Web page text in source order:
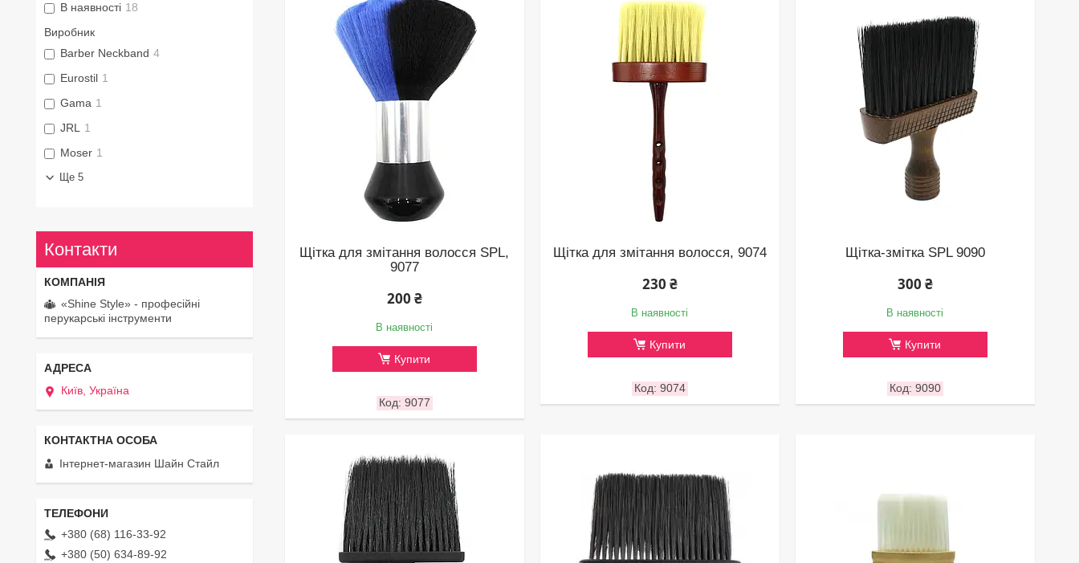
Щітка для змітання волосся SPL,
9077
200 ₴
В наявності
Купити
9077
Щітка для змітання волосся, 9074
230 ₴
В наявності
Купити
9074
Щітка-змітка SPL 9090
300 ₴
В наявності
Купити
9090
В наявності 18
Виробник
Barber Neckband 4
Eurostil 1
Gama 1
JRL
1
Moser 1
Ще 5
Контакти
«Shine Style» - професійні
перукарські інструменти
Київ, Україна
Інтернет-магазин Шайн Стайл
+380 (68) 116-33-92
+380 (50) 634-89-92